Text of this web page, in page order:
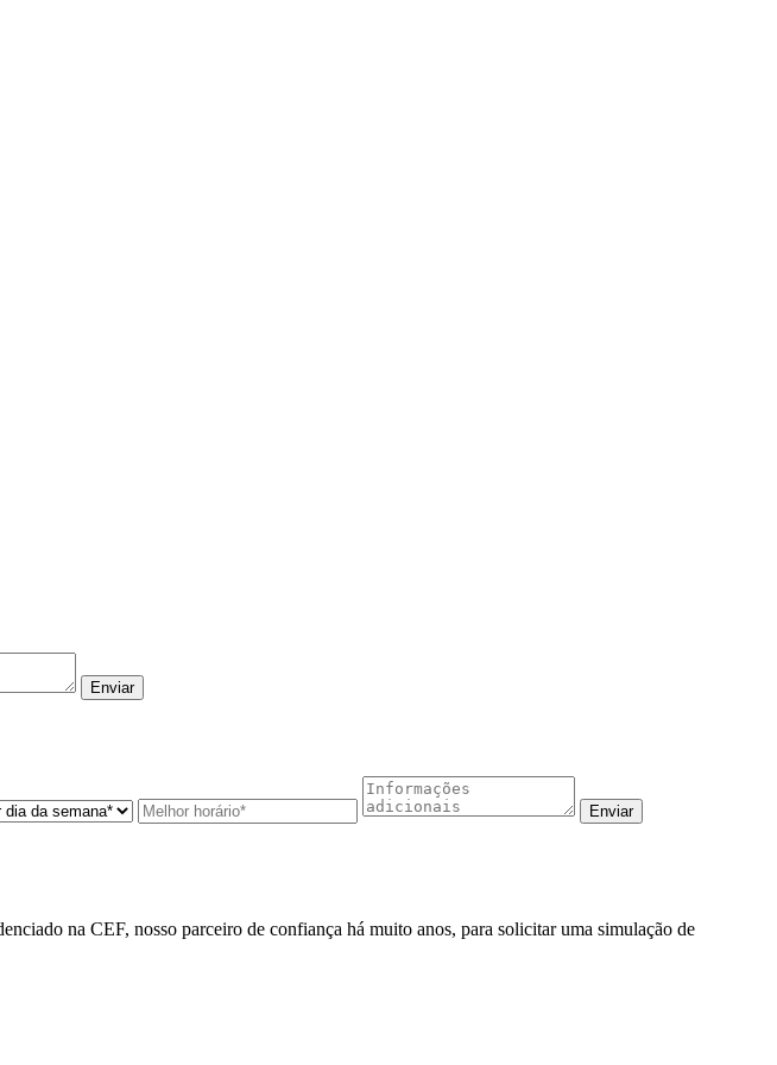
na CEF, nosso parceiro de confiança há muito anos, para solicitar uma simulação de